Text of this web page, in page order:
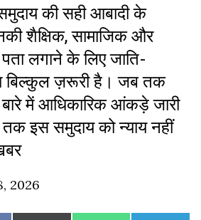
की सही आबादी के
शैक्षिक, सामाजिक और
लगाने के लिए जाति-
बिल्कुल ज़रूरी है। जब तक
में आधिकारिक आंकड़े जारी
इस समुदाय को न्याय नहीं
2026